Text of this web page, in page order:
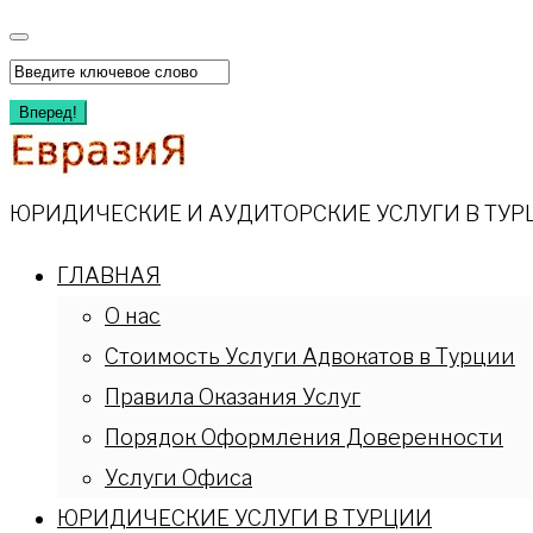
Перейти
к
содержимому
Искать:
Вперед!
ЮРИДИЧЕСКИЕ И АУДИТОРСКИЕ УСЛУГИ В
ГЛАВНАЯ
О нас
Стоимость Услуги Адвокатов в Турции
Правила Оказания Услуг
Порядок Оформления Доверенности
Услуги Офиса
ЮРИДИЧЕСКИЕ УСЛУГИ В ТУРЦИИ